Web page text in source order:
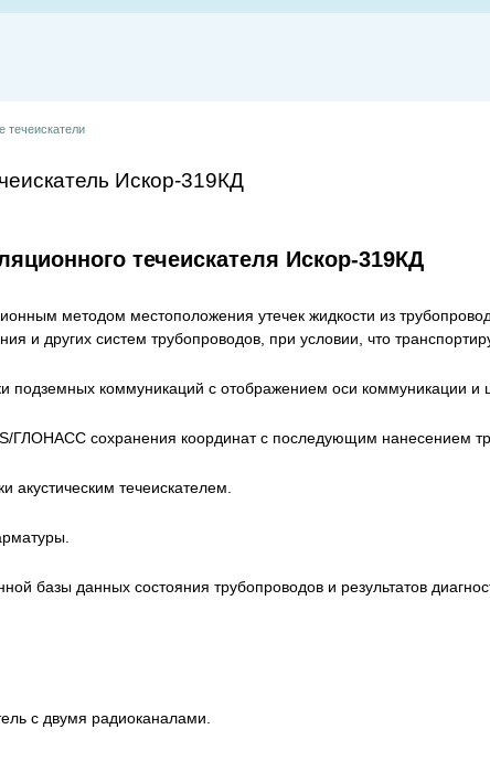
течеискатели
Искор-319КД
течеискателя Искор-319КД
методом местоположения утечек жидкости из
и других систем трубопроводов, при условии, что
подземных коммуникаций с отображением оси коммуникации
ГЛОНАСС сохранения координат с последующим нанесением
акустическим течеискателем.
базы данных состояния трубопроводов и результатов
с двумя радиоканалами.